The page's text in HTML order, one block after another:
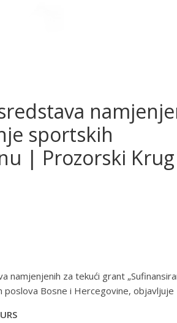
sportskih
| Prozorski
namjenjenih za tekući grant
poslova Bosne i Hercegovine, objavljuje